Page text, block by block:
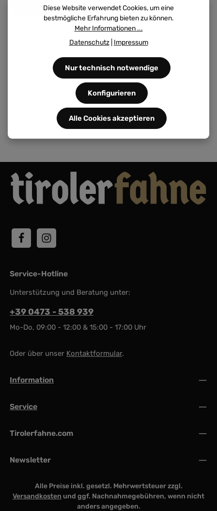
In den Warenkorb
Bewertungen
Service-Hotline
Unterstützung und Beratung unter:
+39 0473 - 538 939
Mo-Do, 09:00 - 12:00 & 15:00 - 17:00 Uhr
Oder über unser Kontaktformular.
Information
Service
Tirolerfahne.com
Newsletter
Alle Preise inkl. gesetzl. Mehrwertsteuer zzgl.
Versandkosten und ggf. Nachnahmegebühren, wenn nicht
anders angegeben.
Diese Website verwendet Cookies, um eine
bestmögliche Erfahrung bieten zu können.
Mehr Informationen ...
Datenschutz| Impressum
Nur technisch notwendige
Konfigurieren
Alle Cookies akzeptieren